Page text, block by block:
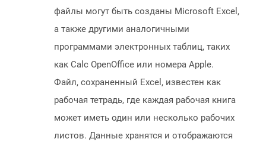
файлы могут быть созданы Microsoft Excel,
а также другими аналогичными
программами электронных таблиц, таких
как Calc OpenOffice или номера Apple.
Файл, сохраненный Excel, известен как
рабочая тетрадь, где каждая рабочая книга
может иметь один или несколько рабочих
листов. Данные хранятся и отображаются